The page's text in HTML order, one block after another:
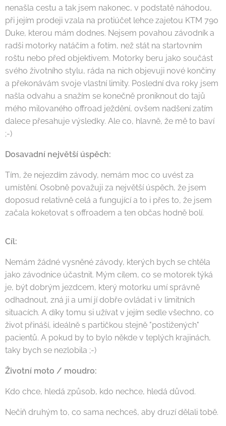
nenašla cestu a tak jsem nakonec, v podstatě náhodou,
při jejím prodeji vzala na protiúčet lehce zajetou KTM 790
Duke, kterou mám dodnes. Nejsem povahou závodník a
radši motorky natáčím a fotím, než stát na startovním
roštu nebo před objektivem. Motorky beru jako součást
svého životního stylu, ráda na nich objevuji nové končiny
a překonávám svoje vlastní limity. Poslední dva roky jsem
našla odvahu a snažím se konečně proniknout do tajů
mého milovaného offroad ježdění, ovšem nadšení zatím
dalece přesahuje výsledky. Ale co, hlavně, že mě to baví
;-)
Dosavadní největší úspěch:
Tím, že nejezdím závody, nemám moc co uvést za
umístění. Osobně považuji za největší úspěch, že jsem
doposud relativně celá a fungující a to i přes to, že jsem
začala koketovat s offroadem a ten občas hodně bolí.
Cíl:
Nemám žádné vysněné závody, kterých bych se chtěla
jako závodnice účastnit. Mým cílem, co se motorek týká
je, být dobrým jezdcem, který motorku umí správně
odhadnout, zná ji a umí jí dobře ovládat i v limitních
situacích. A díky tomu si užívat v jejím sedle všechno, co
život přináší, ideálně s partičkou stejně "postižených"
pacientů. A pokud by to bylo někde v teplých krajinách,
taky bych se nezlobila ;-)
Životní moto / moudro:
Kdo chce, hledá způsob, kdo nechce, hledá důvod.
Nečiň druhým to, co sama nechceš, aby druzí dělali tobě.